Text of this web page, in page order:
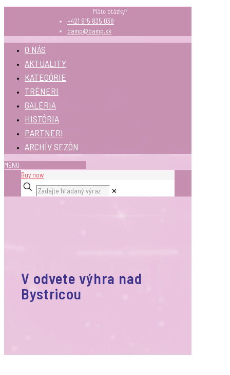
Máte otázky?
+421 915 835 038
bamp@bamp.sk
O NÁS
AKTUALITY
KATEGÓRIE
TRÉNERI
GALÉRIA
HISTÓRIA
PARTNERI
ARCHÍV SEZÓN
MENU
Buy now
✕
V odvete výhra nad
Bystricou